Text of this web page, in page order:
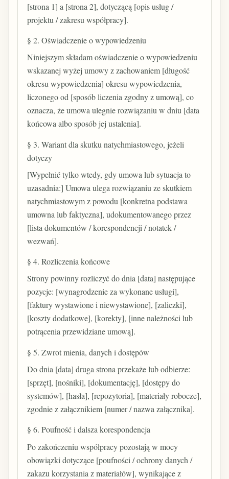
[strona 1] a [strona 2], dotyczącą [opis usług /
projektu / zakresu współpracy].
§ 2. Oświadczenie o wypowiedzeniu
Niniejszym składam oświadczenie o wypowiedzeniu
wskazanej wyżej umowy z zachowaniem [długość
okresu wypowiedzenia] okresu wypowiedzenia,
liczonego od [sposób liczenia zgodny z umową], co
oznacza, że umowa ulegnie rozwiązaniu w dniu [data
końcowa albo sposób jej ustalenia].
§ 3. Wariant dla skutku natychmiastowego, jeżeli
dotyczy
[Wypełnić tylko wtedy, gdy umowa lub sytuacja to
uzasadnia:] Umowa ulega rozwiązaniu ze skutkiem
natychmiastowym z powodu [konkretna podstawa
umowna lub faktyczna], udokumentowanego przez
[lista dokumentów / korespondencji / notatek /
wezwań].
§ 4. Rozliczenia końcowe
Strony powinny rozliczyć do dnia [data] następujące
pozycje: [wynagrodzenie za wykonane usługi],
[faktury wystawione i niewystawione], [zaliczki],
[koszty dodatkowe], [korekty], [inne należności lub
potrącenia przewidziane umową].
§ 5. Zwrot mienia, danych i dostępów
Do dnia [data] druga strona przekaże lub odbierze:
[sprzęt], [nośniki], [dokumentację], [dostępy do
systemów], [hasła], [repozytoria], [materiały robocze],
zgodnie z załącznikiem [numer / nazwa załącznika].
§ 6. Poufność i dalsza korespondencja
Po zakończeniu współpracy pozostają w mocy
obowiązki dotyczące [poufności / ochrony danych /
zakazu korzystania z materiałów], wynikające z